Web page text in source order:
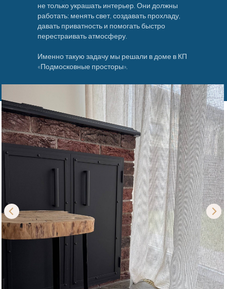
не только украшать интерьер. Они должны
работать: менять свет, создавать прохладу,
давать приватность и помогать быстро
перестраивать атмосферу.
Именно такую задачу мы решали в доме в КП
«Подмосковные просторы».